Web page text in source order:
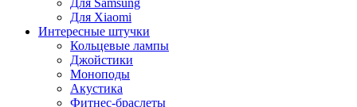
Для Samsung
Для Xiaomi
Интересные штучки
Кольцевые лампы
Джойстики
Моноподы
Акустика
Фитнес-браслеты